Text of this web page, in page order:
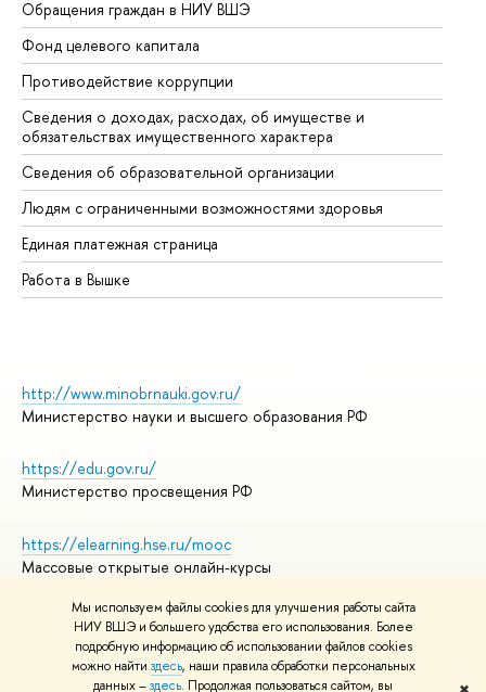
Мы используем файлы cookies для улучшения работы сайта
НИУ ВШЭ и большего удобства его использования. Более
подробную информацию об использовании файлов cookies
можно найти здесь, наши правила обработки персональных
данных –здесь. Продолжая пользоваться сайтом, вы
Обращения граждан в НИУ ВШЭ
Фонд целевого капитала
Противодействие коррупции
Сведения о доходах, расходах, об имуществе и
обязательствах имущественного характера
Сведения об образовательной организации
Людям с ограниченными возможностями здоровья
Единая платежная страница
Работа в Вышке
http://www.minobrnauki.gov.ru/
Министерство науки и высшего образования РФ
https://edu.gov.ru/
Министерство просвещения РФ
https://elearning.hse.ru/mooc
Массовые открытые онлайн-курсы
© НИУ ВШЭ 1993–2026
Адреса и контакты
Условия использования материалов